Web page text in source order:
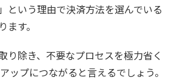
という理由で決済方法を選んでいる
す。
り除き、不要なプロセスを極力省く
ップにつながると言えるでしょう。